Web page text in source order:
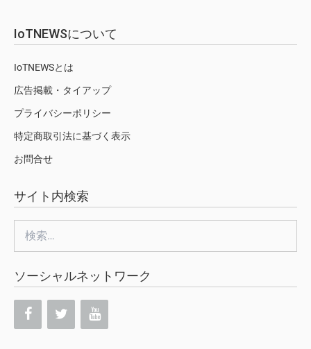
IoTNEWSについて
IoTNEWSとは
広告掲載・タイアップ
プライバシーポリシー
特定商取引法に基づく表示
お問合せ
サイト内検索
索:
ソーシャルネットワーク